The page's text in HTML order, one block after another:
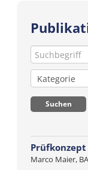
Marco Maier, BA